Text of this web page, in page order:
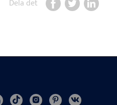
Dela det